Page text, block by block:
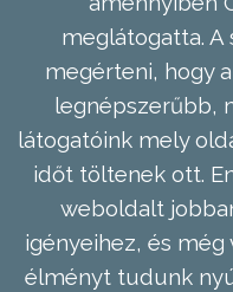
meglátogatta.
megérteni, hogy
legnépszerűbb,
látogatóink mely
időt töltenek ott.
weboldalt
igényeihez, és
élményt tudunk